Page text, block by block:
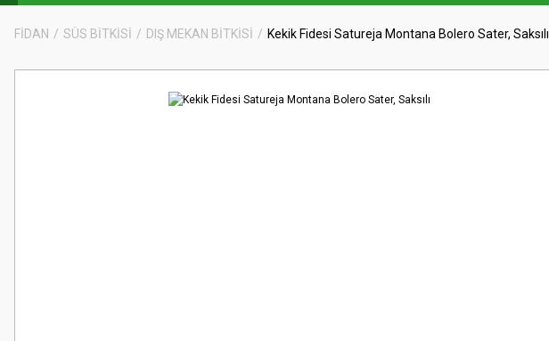
FİDAN SÜS BİTKİSİ DIŞ MEKAN BİTKİSİ Kekik Fidesi Satureja Montana Bolero Sater, Saksılı